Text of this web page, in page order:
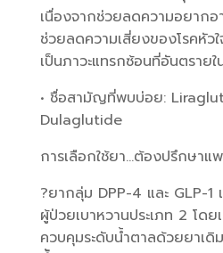
เนื่องจากช่วยลดความอยาก
ช่วยลดความเสี่ยงของโรคหัว
เป็นภาวะแทรกซ้อนที่อันตราย
• ชื่อสามัญที่พบบ่อย:
Dulaglutide
การเลือกใช้ยา…ต้องปรึกษาแ
?ยากลุ่ม DPP-4 และ GLP-1
ผู้ป่วยเบาหวานประเภท 2 โด
ควบคุมระดับน้ำตาลด้วยยาเดิ